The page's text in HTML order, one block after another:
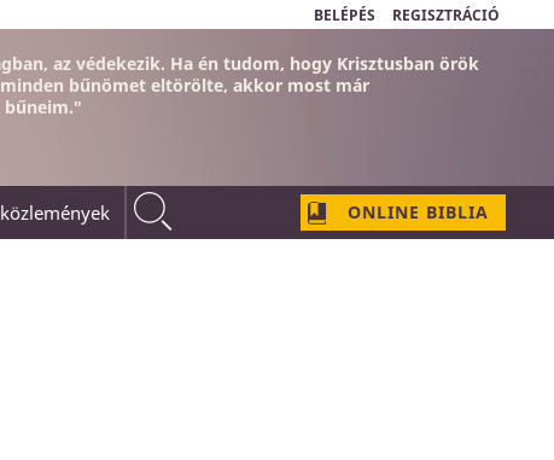
BELÉPÉS REGISZTRÁCIÓ
az védekezik. Ha én tudom, hogy Krisztusban örök
bűnömet eltörölte, akkor most már
bűneim."
ONLINE BIBLIA